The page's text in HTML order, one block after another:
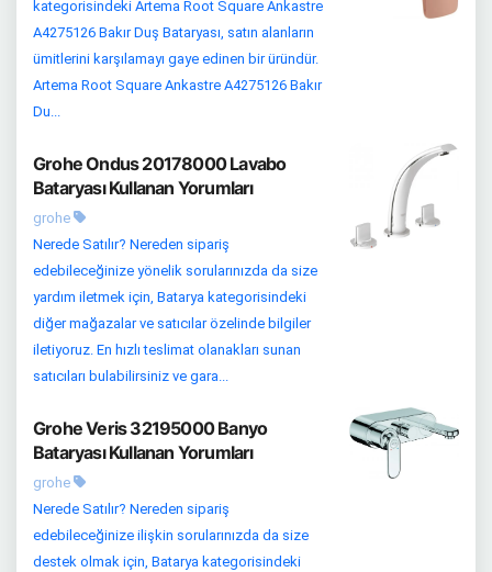
kategorisindeki Artema Root Square Ankastre
A4275126 Bakır Duş Bataryası, satın alanların
ümitlerini karşılamayı gaye edinen bir üründür.
Artema Root Square Ankastre A4275126 Bakır
Du...
Grohe Ondus 20178000 Lavabo
Bataryası Kullanan Yorumları
grohe
Nerede Satılır? Nereden sipariş
edebileceğinize yönelik sorularınızda da size
yardım iletmek için, Batarya kategorisindeki
diğer mağazalar ve satıcılar özelinde bilgiler
iletiyoruz. En hızlı teslimat olanakları sunan
satıcıları bulabilirsiniz ve gara...
Grohe Veris 32195000 Banyo
Bataryası Kullanan Yorumları
grohe
Nerede Satılır? Nereden sipariş
edebileceğinize ilişkin sorularınızda da size
destek olmak için, Batarya kategorisindeki